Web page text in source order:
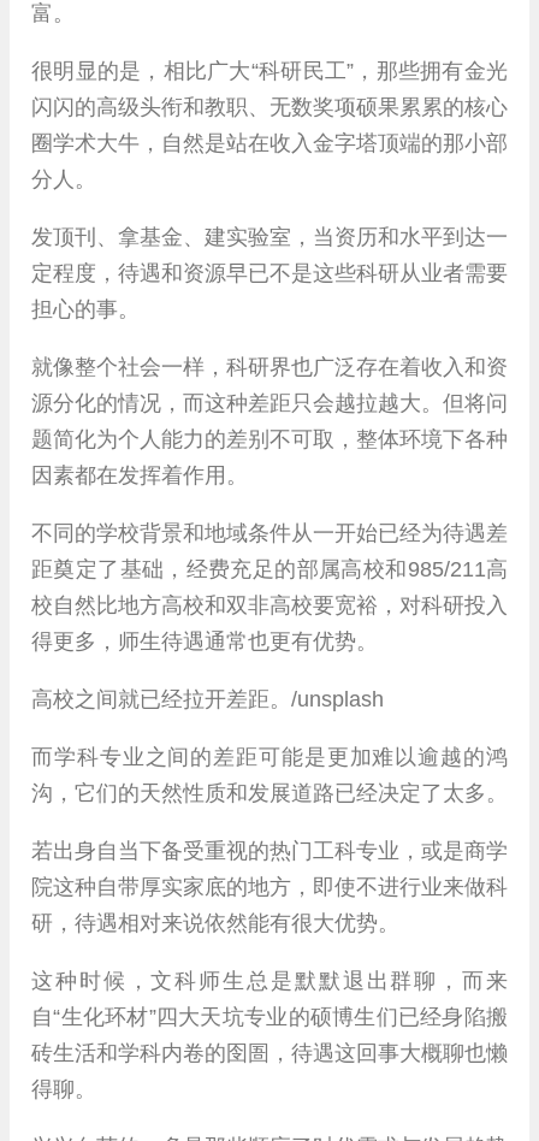
富。
很明显的是，相比广大“科研民工”，那些拥有金光
闪闪的高级头衔和教职、无数奖项硕果累累的核心
圈学术大牛，自然是站在收入金字塔顶端的那小部
分人。
发顶刊、拿基金、建实验室，当资历和水平到达一
定程度，待遇和资源早已不是这些科研从业者需要
担心的事。
就像整个社会一样，科研界也广泛存在着收入和资
源分化的情况，而这种差距只会越拉越大。但将问
题简化为个人能力的差别不可取，整体环境下各种
因素都在发挥着作用。
不同的学校背景和地域条件从一开始已经为待遇差
距奠定了基础，经费充足的部属高校和985/211高
校自然比地方高校和双非高校要宽裕，对科研投入
得更多，师生待遇通常也更有优势。
高校之间就已经拉开差距。/unsplash
而学科专业之间的差距可能是更加难以逾越的鸿
沟，它们的天然性质和发展道路已经决定了太多。
若出身自当下备受重视的热门工科专业，或是商学
院这种自带厚实家底的地方，即使不进行业来做科
研，待遇相对来说依然能有很大优势。
这种时候，文科师生总是默默退出群聊，而来
自“生化环材”四大天坑专业的硕博生们已经身陷搬
砖生活和学科内卷的囹圄，待遇这回事大概聊也懒
得聊。